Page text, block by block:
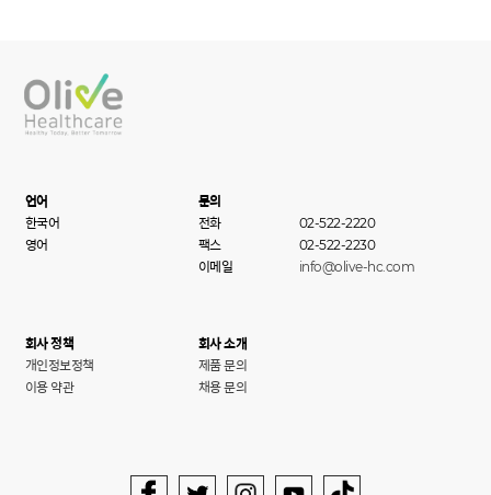
언어
문의
한국어
전화
02-522-2220
영어
팩스
02-522-2230
이메일
info@olive-hc.com
회사 정책
회사 소개
개인정보정책
제품 문의
이용 약관
채용 문의